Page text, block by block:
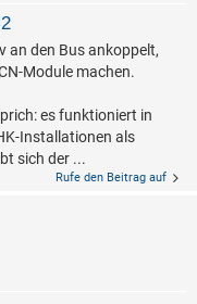
an den Bus ankoppelt,
Module machen.
es funktioniert in
Installationen als
sich der ...
Rufe den Beitrag auf